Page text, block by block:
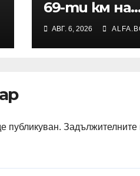
69-ти км на
магистрала
„Тракия“ е
затворено
АВГ. 6, 2026
публикуван. Задължителните